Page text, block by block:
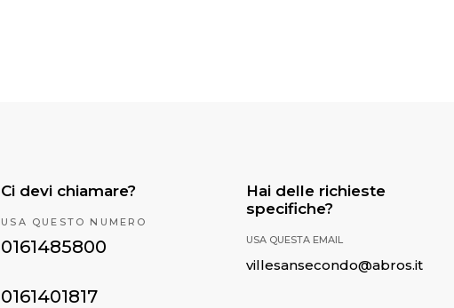
Ci devi chiamare?
USA QUESTO NUMERO
0161485800
0161401817
Hai delle richieste
specifiche?
USA QUESTA EMAIL
villesansecondo@abros.it